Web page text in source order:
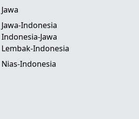
Jawa
Jawa-Indonesia
Indonesia-Jawa
Lembak-Indonesia
Nias-Indonesia